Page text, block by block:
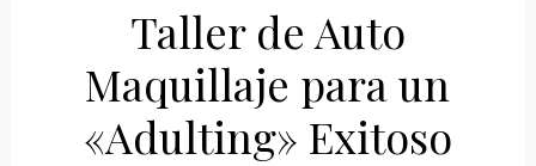
Taller de Auto
Maquillaje para un
«Adulting» Exitoso